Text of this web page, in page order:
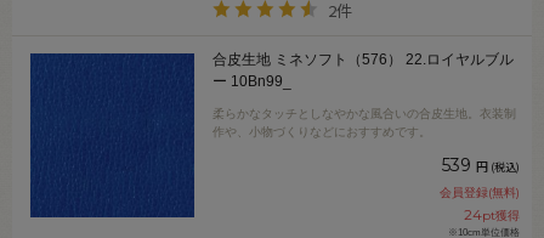
2件
合皮生地 ミネソフト（576） 22.ロイヤルブル
ー 10Bn99_
柔らかなタッチとしなやかな風合いの合皮生地。衣装制
作や、小物づくりなどにおすすめです。
539 円 (税込)
会員登録(無料)
24pt獲得
※10cm単位価格